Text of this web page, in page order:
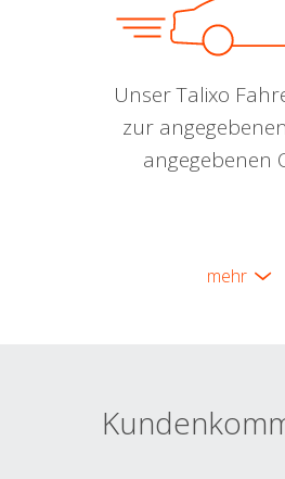
Unser Talixo
zur
angegebenen
mehr